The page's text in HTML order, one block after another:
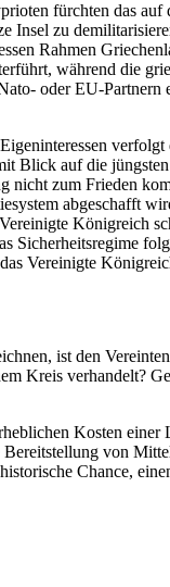
fürchten das
Insel zu
Rahmen
während die
oder EU-
Blick auf die
nicht zum Frieden
abgeschafft
Königreich
Sicherheitsregime
Vereinigte
ist den
Kreis verhandelt?
Kosten
von
Chance,